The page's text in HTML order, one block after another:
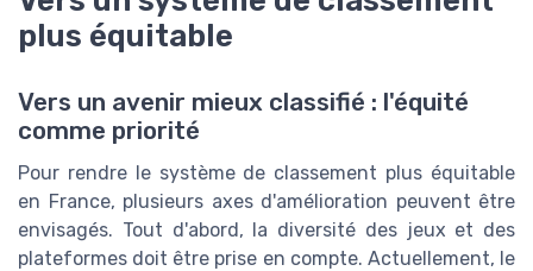
plus équitable
Vers un avenir mieux classifié : l'équité
comme priorité
Pour rendre le système de classement plus équitable
en France, plusieurs axes d'amélioration peuvent être
envisagés. Tout d'abord, la diversité des jeux et des
plateformes doit être prise en compte. Actuellement, le